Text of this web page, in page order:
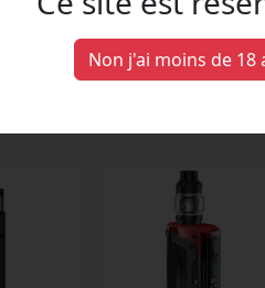
Produit interdit
Non j'ai moins de 18